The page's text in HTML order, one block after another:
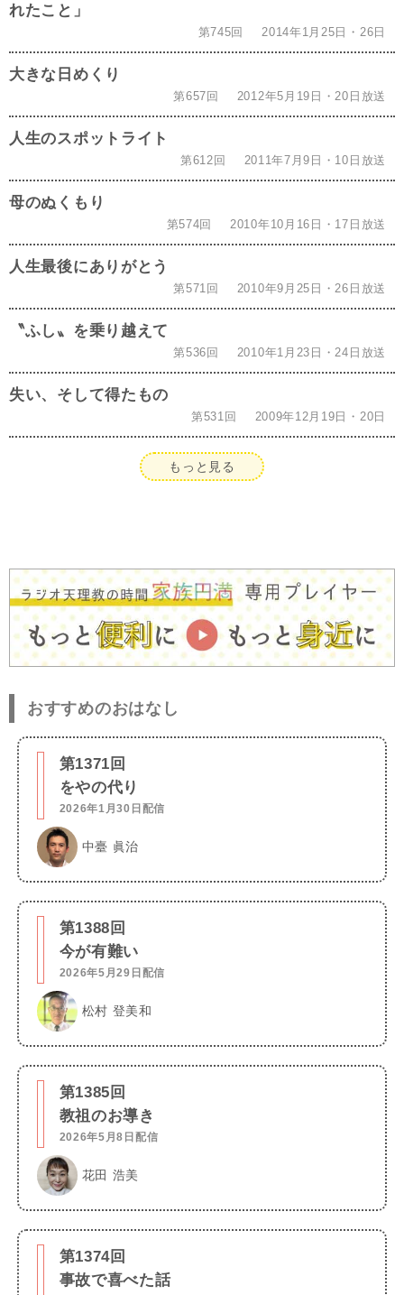
れたこと」
第745回 2014年1月25日・26日
大きな日めくり
第657回 2012年5月19日・20日放送
人生のスポットライト
第612回 2011年7月9日・10日放送
母のぬくもり
第574回 2010年10月16日・17日放送
人生最後にありがとう
第571回 2010年9月25日・26日放送
〝ふし〟を乗り越えて
第536回 2010年1月23日・24日放送
失い、そして得たもの
第531回 2009年12月19日・20日
もっと見る
おすすめのおはなし
第1371回
をやの代り
2026年1月30日配信
中臺 眞治
第1388回
今が有難い
2026年5月29日配信
松村 登美和
第1385回
教祖のお導き
2026年5月8日配信
花田 浩美
第1374回
事故で喜べた話